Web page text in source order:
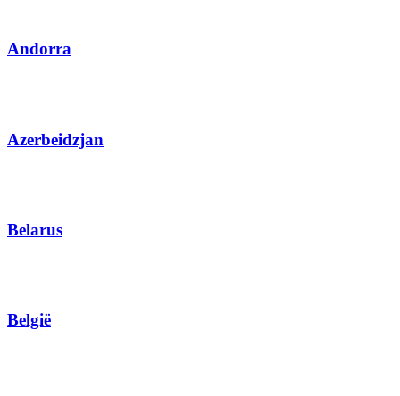
Andorra
Azerbeidzjan
Belarus
België